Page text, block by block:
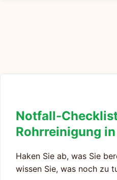
Notfall-
Rohrreinigung
Haken Sie ab, was Sie
wissen Sie, was noch zu